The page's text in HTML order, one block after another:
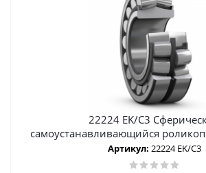
22224 EK/C3
самоустанавливающийся
Артикул: 22224 EK/C3